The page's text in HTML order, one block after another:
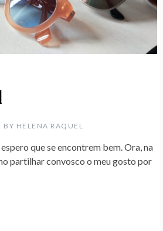
BY HELENA RAQUEL
que se encontrem bem. Ora, na
partilhar convosco o meu gosto por